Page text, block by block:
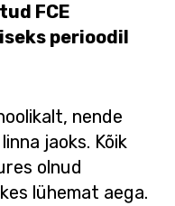
FCE
perioodil
nende
jaoks. Kõik
olnud
lühemat aega.